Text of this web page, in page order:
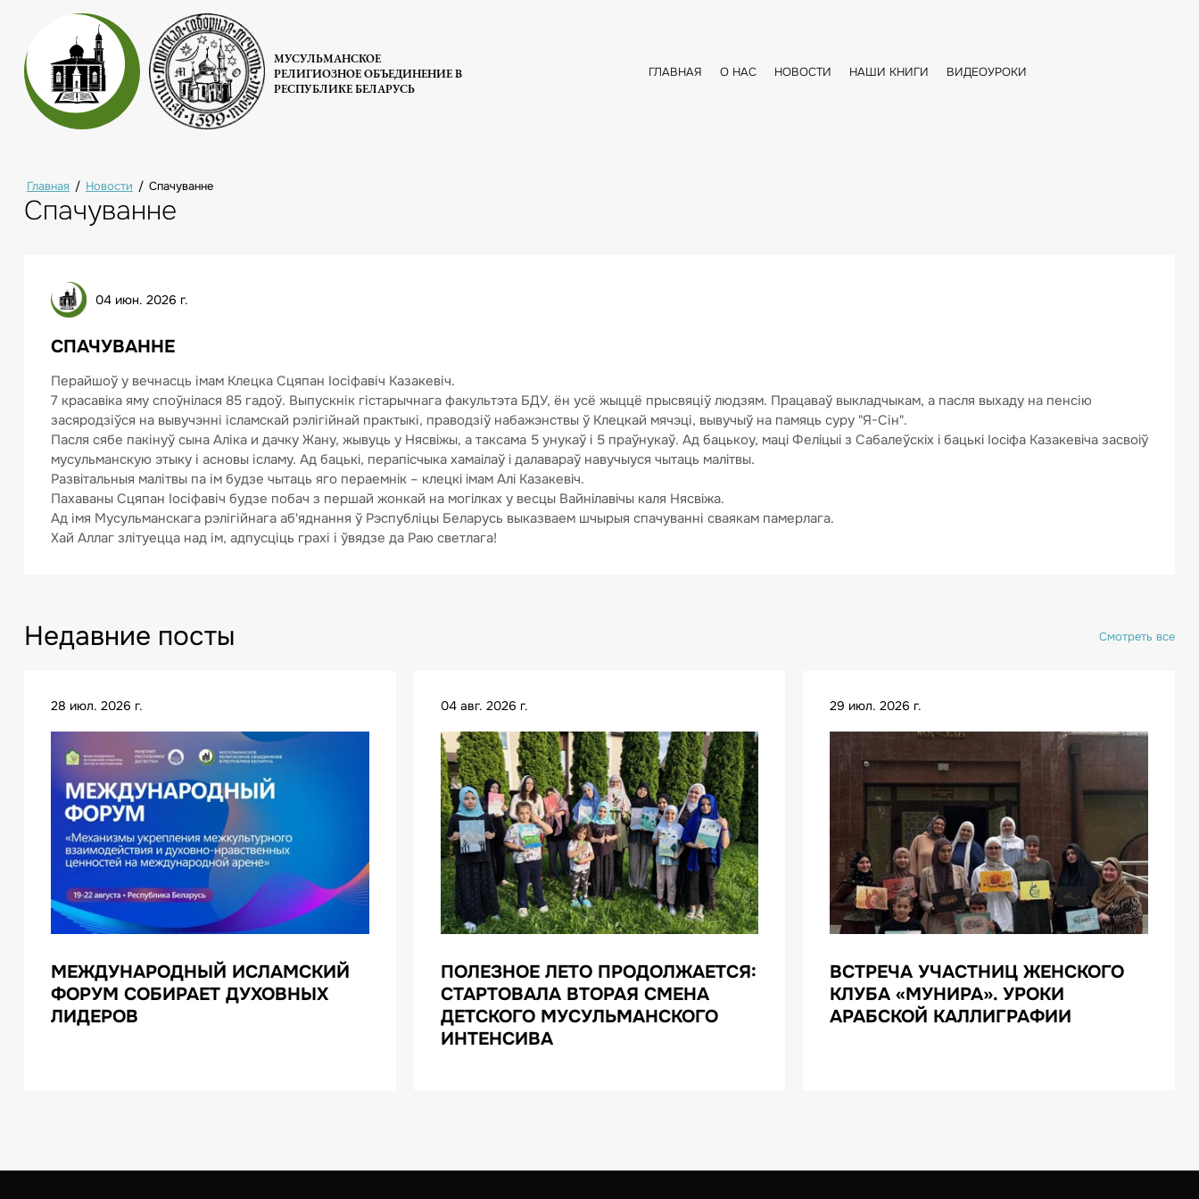
МУСУЛЬМАНСКОЕ
РЕЛИГИОЗНОЕ ОБЪЕДИНЕНИЕ В
РЕСПУБЛИКЕ БЕЛАРУСЬ
ГЛАВНАЯ О НАС НОВОСТИ НАШИ КНИГИ ВИДЕОУРОКИ
Главная / Новости / Спачуванне
Спачуванне
04 июн. 2026 г.
СПАЧУВАННЕ
Перайшоў у вечнасць імам Клецка Сцяпан Іосіфавіч Казакевіч.
7 красавiка яму споўнiлася 85 гадоў. Выпускнік гістарычнага факультэта БДУ, ён усё жыццё прысвяціў людзям. Працаваў выкладчыкам, а пасля выхаду на пенсію
засяродзіўся на вывучэнні ісламскай рэлігійнай практыкі, праводзіў набажэнствы ў Клецкай мячэці, вывучыў на памяць суру "Я-Сін".
Пасля сябе пакінуў сына Аліка и дачку Жану, жывуць у Нясвiжы, а таксама 5 унукаў i 5 праўнукаў. Ад бацькоу, мацi Фелiцыi з Сабалеўскiх i бацькi Iociфа Казакевiча засвоiў
мусульманскую этыку і асновы ісламу. Ад бацькi, перапicчыка хамаiлаў i далавараў навучыуся чытаць малiтвы.
Развiтальныя малітвы па ім будзе чытаць яго пераемнiк – клецкi iмам Алi Казакевiч.
Пахаваны Сцяпан Іосіфавіч будзе побач з першай жонкай на могiлках у весцы Вайнiлавiчы каля Нясвiжа.
Ад імя Мусульманскага рэлігійнага аб'яднання ў Рэспубліцы Беларусь выказваем шчырыя спачуванні сваякам памерлага.
Хай Аллаг злітуецца над ім, адпусціць грахі і ўвядзе да Раю светлага!
Недавние посты Смотреть все
28 июл. 2026 г.
МЕЖДУНАРОДНЫЙ ИСЛАМСКИЙ
ФОРУМ СОБИРАЕТ ДУХОВНЫХ
ЛИДЕРОВ
04 авг. 2026 г.
ПОЛЕЗНОЕ ЛЕТО ПРОДОЛЖАЕТСЯ:
СТАРТОВАЛА ВТОРАЯ СМЕНА
ДЕТСКОГО МУСУЛЬМАНСКОГО
ИНТЕНСИВА
29 июл. 2026 г.
ВСТРЕЧА УЧАСТНИЦ ЖЕНСКОГО
КЛУБА «МУНИРА». УРОКИ
АРАБСКОЙ КАЛЛИГРАФИИ